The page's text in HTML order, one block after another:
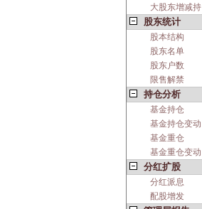
大股东增减持
股东统计
股本结构
股东名单
股东户数
限售解禁
持仓分析
基金持仓
基金持仓变动
基金重仓
基金重仓变动
分红扩股
分红派息
配股增发